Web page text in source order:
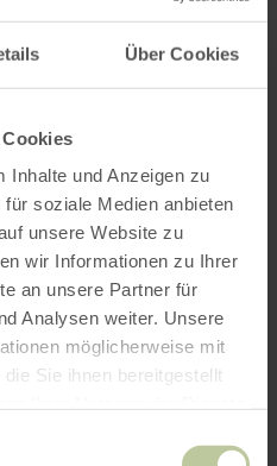
Über Cookies
Inhalte und Anzeigen zu
soziale Medien anbieten
unsere Website zu
wir Informationen zu Ihrer
an unsere Partner für
Analysen weiter. Unsere
möglicherweise mit
Sie ihnen bereitgestellt
: La bruyère de
de grillade :
aux frais de 3,20 €)
à travers la bruyère